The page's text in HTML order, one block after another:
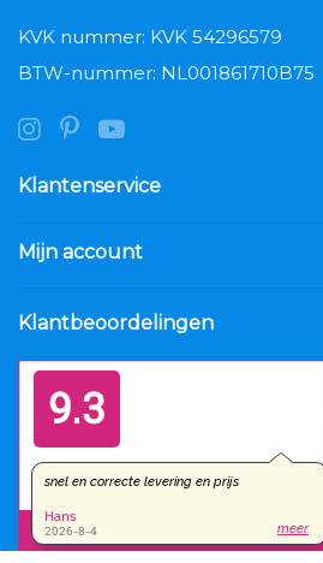
KVK nummer: KVK 54296579
BTW-nummer: NL001861710B75
Klantenservice
Mijn account
Klantbeoordelingen